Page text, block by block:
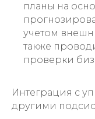
планы на
учетом
также
проверки
Интеграция с
другими